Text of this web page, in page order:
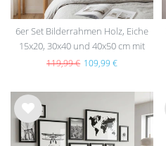
6er Set Bilderrahmen Holz, Eiche
15x20, 30x40 und 40x50 cm mit
Passepartout
119,99 € 109,99 €
Wu
nsc